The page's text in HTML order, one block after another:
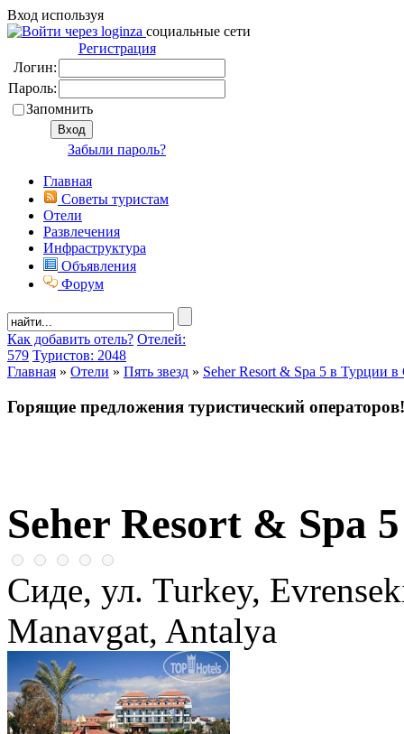
Вход используя
социальные сети
Регистрация
Логин:
Пароль:
Запомнить
Забыли пароль?
Главная
Советы туристам
Отели
Развлечения
Инфраструктура
Объявления
Форум
Как добавить отель? Отелей:
579 Туристов: 2048
Главная » Отели » Пять звезд » Seher Resort & Spa 5 в Турции в
Горящие предложения туристический операторов!
Seher Resort & Spa
Сиде, ул. Turkey,
Manavgat, Antalya